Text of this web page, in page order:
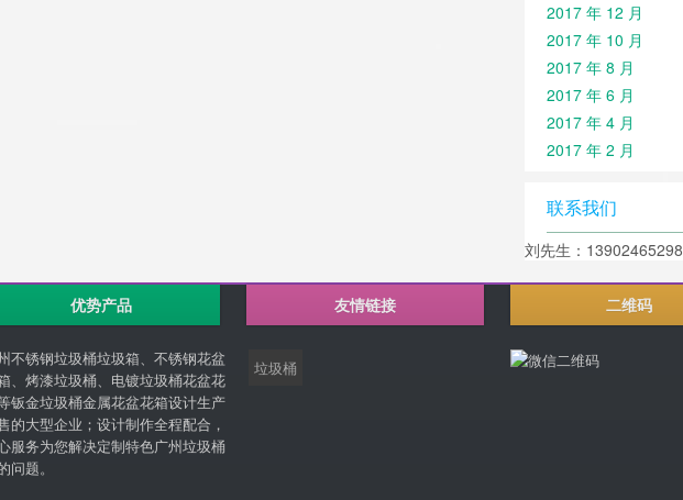
2017 年 12 月
2017 年 10 月
2017 年 8 月
2017 年 6 月
2017 年 4 月
2017 年 2 月
联系我们
刘先生：13902465298
优势产品
不锈钢垃圾桶垃圾箱、不锈钢花盆
、烤漆垃圾桶、电镀垃圾桶花盆花
钣金垃圾桶金属花盆花箱设计生产
的大型企业；设计制作全程配合，
服务为您解决定制特色广州垃圾桶
问题。
友情链接
垃圾桶
二维码